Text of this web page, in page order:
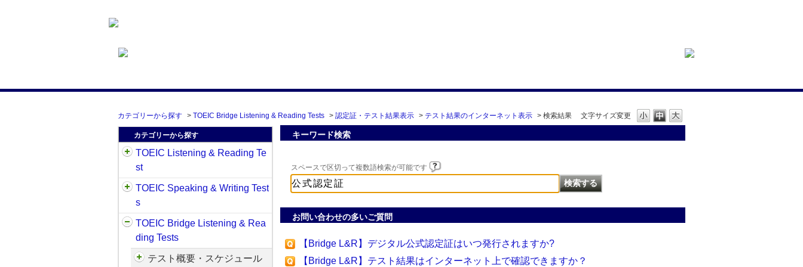
文字サイズ変更
カテゴリーから探す > TOEIC Bridge Listening & Reading Tests > 認定証・テスト結果表示 > テスト結果のインターネット表示 > 検索結果
カテゴリーから探す
TOEIC Listening & Reading Te
st
TOEIC Speaking & Writing Test
s
TOEIC Bridge Listening & Rea
ding Tests
テスト概要・スケジュール
キーワード検索
スペースで区切って複数語検索が可能です
お問い合わせの多いご質問
【Bridge L&R】デジタル公式認定証はいつ発行されますか?
【Bridge L&R】テスト結果はインターネット上で確認できますか？